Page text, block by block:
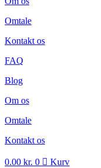
Omtale
Kontakt os
FAQ
Blog
Om os
Omtale
Kontakt os
0.00 kr. 0 Kurv